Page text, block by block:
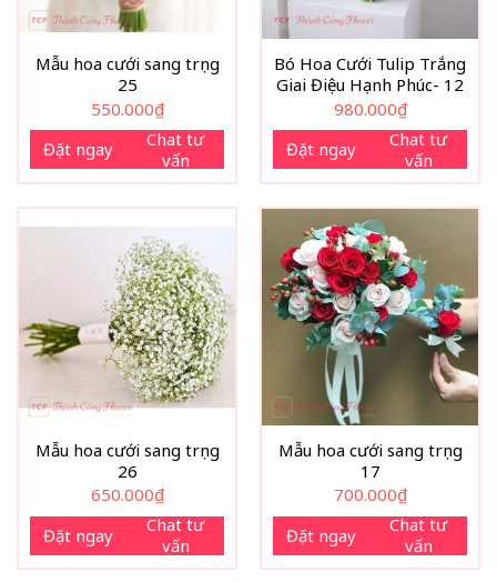
Mẫu hoa cưới sang trọng
25
550.000₫
Đặt ngay
Chat tư
vấn
Bó Hoa Cưới Tulip Trắng
Giai Điệu Hạnh Phúc- 12
980.000₫
Đặt ngay
Chat tư
vấn
Mẫu hoa cưới sang trọng
26
650.000₫
Đặt ngay
Chat tư
vấn
Mẫu hoa cưới sang trọng
17
700.000₫
Đặt ngay
Chat tư
vấn